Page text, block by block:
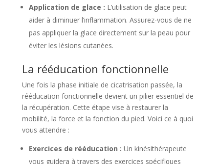
Application de glace : L’utilisation de glace peut
aider à diminuer l’inflammation. Assurez-vous de ne
pas appliquer la glace directement sur la peau pour
éviter les lésions cutanées.
La rééducation fonctionnelle
Une fois la phase initiale de cicatrisation passée, la
rééducation fonctionnelle devient un pilier essentiel de
la récupération. Cette étape vise à restaurer la
mobilité, la force et la fonction du pied. Voici ce à quoi
vous attendre :
Exercices de rééducation : Un kinésithérapeute
vous guidera à travers des exercices spécifiques